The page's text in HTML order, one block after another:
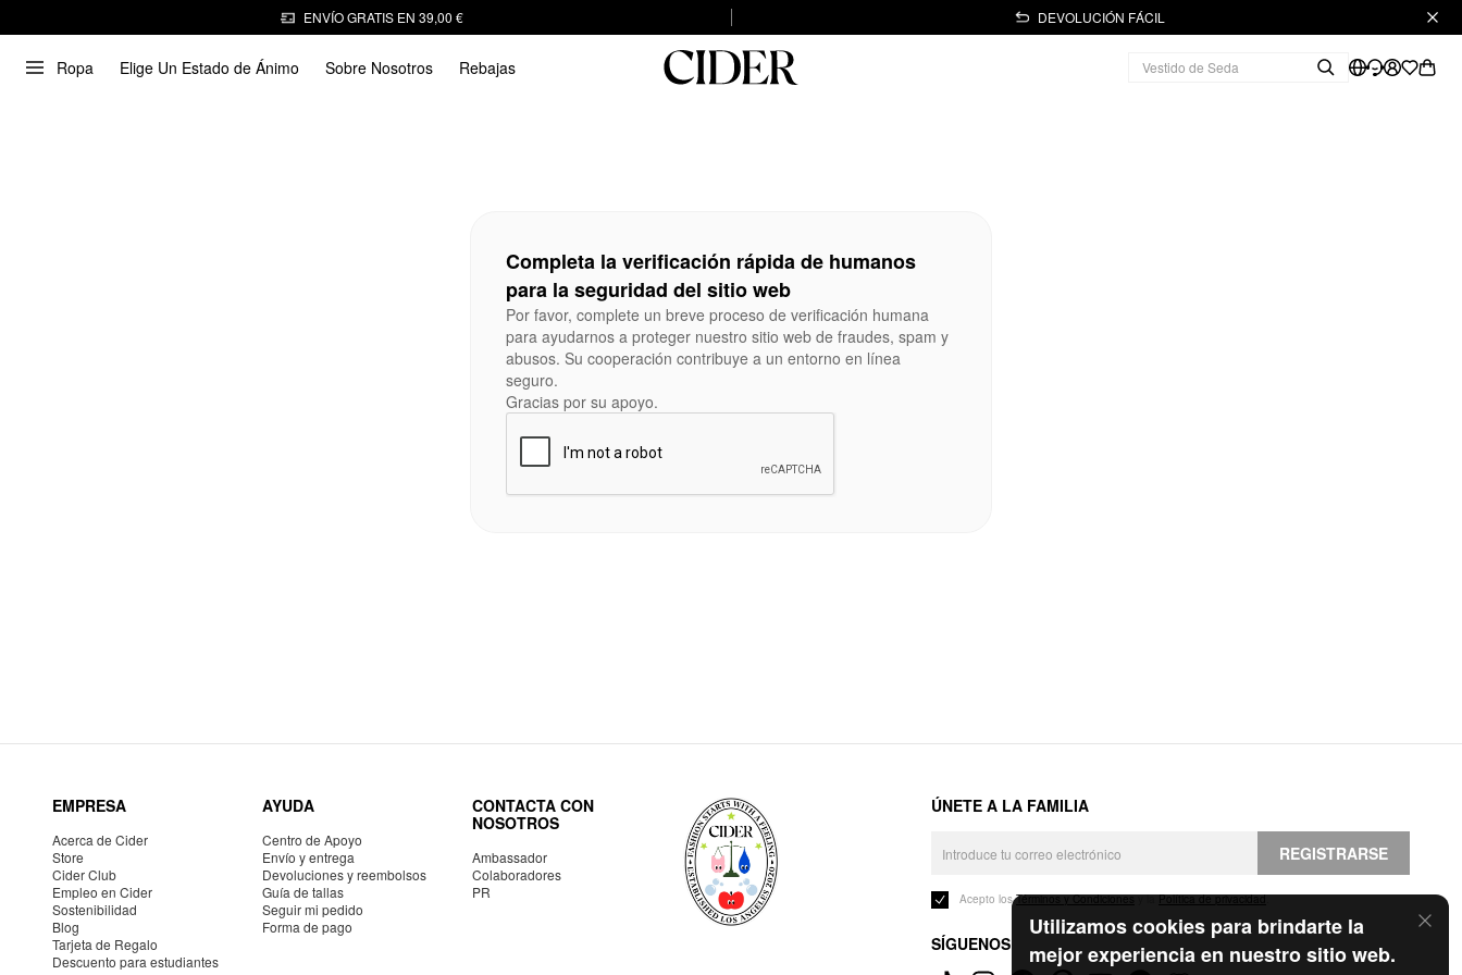
ENVÍO GRATIS EN 39,00 € DEVOLUCIÓN FÁCIL
Ropa Elige Un Estado de Ánimo Sobre Nosotros Rebajas
Utilizamos cookies para brindarte la
mejor experiencia en nuestro sitio web.
Completa la verificación rápida de humanos
para la seguridad del sitio web
Por favor, complete un breve proceso de verificación humana
para ayudarnos a proteger nuestro sitio web de fraudes, spam y
abusos. Su cooperación contribuye a un entorno en línea
seguro.
Gracias por su apoyo.
EMPRESA
Acerca de Cider
Store
Cider Club
Empleo en Cider
Sostenibilidad
Blog
Tarjeta de Regalo
Descuento para estudiantes
AYUDA
Centro de Apoyo
Envío y entrega
Devoluciones y reembolsos
Guía de tallas
Seguir mi pedido
Forma de pago
CONTACTA CON
NOSOTROS
Ambassador
Colaboradores
PR
ÚNETE A LA FAMILIA
REGISTRARSE
Acepto losTérminos y Condicionesy laPolítica de privacidad.
SÍGUENOS